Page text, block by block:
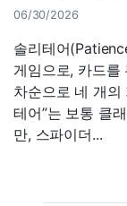
06/30/2026
솔리테어
게임으로, 카드를
차순으로 네 개의
테어”는 보통 클
만, 스파이더...